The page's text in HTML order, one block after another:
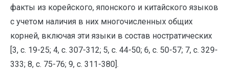
факты из корейского, японского и китайского языков
с учетом наличия в них многочисленных общих
корней, включая эти языки в состав ностратических
[3, с. 19-25; 4, с. 307-312; 5, с. 44-50; 6, с. 50-57; 7, с. 329-
333; 8, с. 75-76; 9, с. 311-380].